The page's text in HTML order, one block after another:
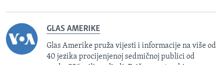
GLAS AMERIKE
Glas Amerike pruža vijesti i informacije na više od
40 jezika procijenjenoj sedmičnoj publici od